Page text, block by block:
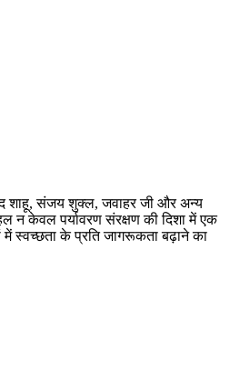
शाहू, संजय शुक्ल, जवाहर जी और अन्य
न केवल पर्यावरण संरक्षण की दिशा में एक
में स्वच्छता के प्रति जागरूकता बढ़ाने का